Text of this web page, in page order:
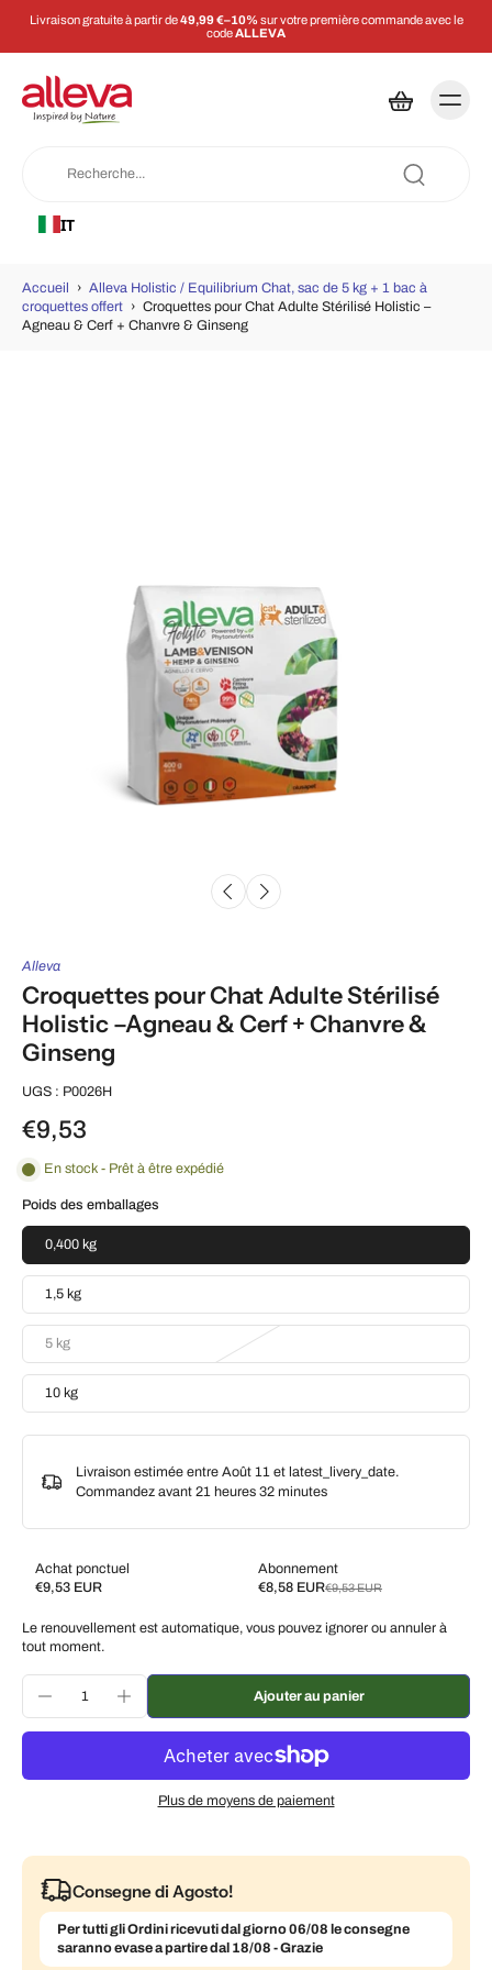
Livraison gratuite à partir de49,99 €–10% sur votre première commande avec le
codeALLEVA
IT
Accueil › Alleva Holistic / Equilibrium Chat, sac de 5 kg + 1 bac à
croquettes offert › Croquettes pour Chat Adulte Stérilisé Holistic –
Agneau & Cerf + Chanvre & Ginseng
Alleva
Croquettes pour Chat Adulte Stérilisé
Holistic –Agneau & Cerf + Chanvre &
Ginseng
UGS : P0026H
€9,53
En stock - Prêt à être expédié
Poids des emballages
0,400 kg
1,5 kg
5 kg
10 kg
Livraison estimée entre Août 11 et latest_livery_date.
Commandez avant 21 heures 32 minutes
Achat ponctuel
€9,53 EUR
Abonnement
€8,58 EUR€9,53 EUR
Subscribe and save
Livrez toutes les 2 semaines, 10 % de réduction
Livrez toutes les 3 semaines, 7 % de réduction
€8,86 EUR
Livrez chaque mois, 5 % de réduction
Le renouvellement est automatique, vous pouvez ignorer ou annuler à
tout moment.
Ajouter au panier
Plus de moyens de paiement
Consegne di Agosto!
Per tutti gli Ordini ricevuti dal giorno 06/08 le consegne
saranno evase a partire dal 18/08 - Grazie